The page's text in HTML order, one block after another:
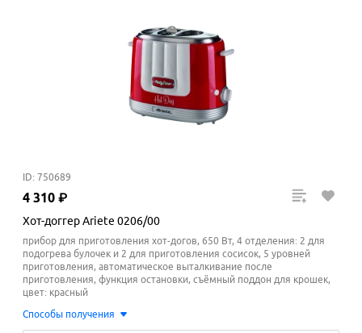
ID: 750689
4 310 ₽
Хот-доггер Ariete 0206/00
прибор для приготовления хот-догов, 650 Вт, 4 отделения: 2 для
подогрева булочек и 2 для приготовления сосисок, 5 уровней
приготовления, автоматическое выталкивание после
приготовления, функция остановки, съёмный поддон для крошек,
цвет: красный
Способы получения